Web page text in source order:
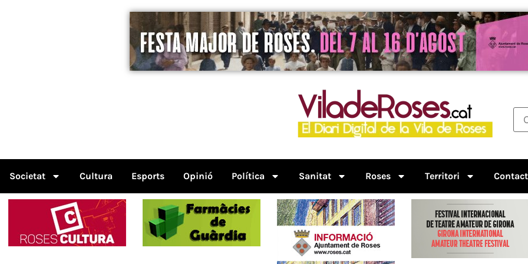
Societat Cultura Esports Opinió Política Sanitat Roses Territori